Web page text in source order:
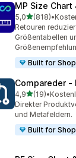
MP Size Chart
5,0von 5 Sternen
(818)
818 •
Retouren
Größentabellen
Built for
Compareder
4,9von 5 Sternen
(19)
19 Rezensionen
•
Direkter
und Metafeldern.
Built for